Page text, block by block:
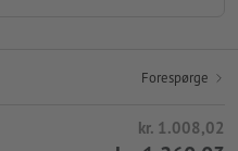
Forespørge
kr. 1.008,02